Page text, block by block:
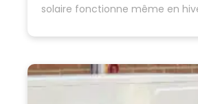
solaire fonctionne même en